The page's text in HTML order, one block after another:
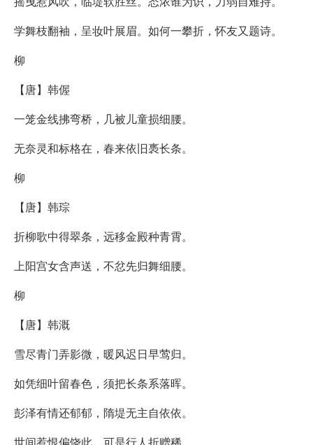
学舞枝翻袖，呈妆叶展眉。如何一攀折，怀友又题诗。
柳
【唐】韩偓
一笼金线拂弯桥，几被儿童损细腰。
无奈灵和标格在，春来依旧褭长条。
柳
【唐】韩琮
折柳歌中得翠条，远移金殿种青霄。
上阳宫女含声送，不忿先归舞细腰。
柳
【唐】韩溉
雪尽青门弄影微，暖风迟日早莺归。
如凭细叶留春色，须把长条系落晖。
彭泽有情还郁郁，隋堤无主自依依。
世间惹恨偏饶此，可是行人折赠稀。